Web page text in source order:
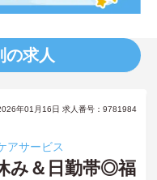
の求人
年01月16日 求人番号：9781984
アサービス
み＆日勤帯◎福